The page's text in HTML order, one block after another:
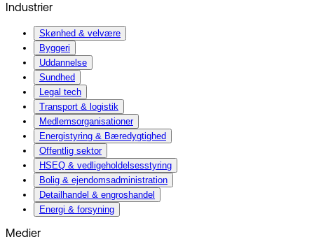
Industrier
Skønhed & velvære
Byggeri
Uddannelse
Sundhed
Legal tech
Transport & logistik
Medlemsorganisationer
Energistyring & Bæredygtighed
Offentlig sektor
HSEQ & vedligeholdelsesstyring
Bolig & ejendomsadministration
Detailhandel & engroshandel
Energi & forsyning
Medier